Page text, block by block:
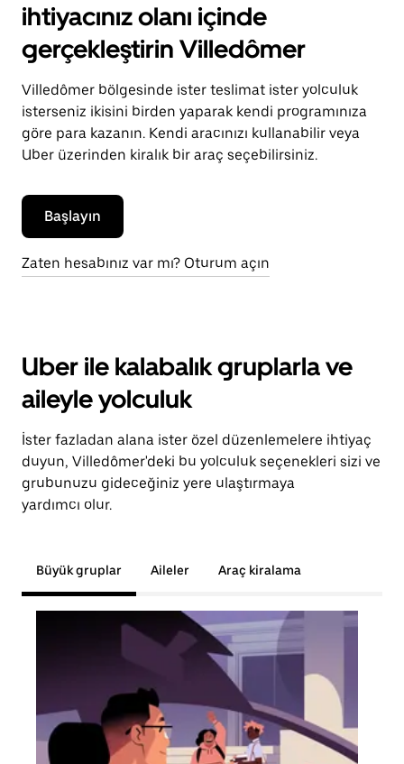
ihtiyacınız olanı içinde
gerçekleştirin Villedômer
Villedômer bölgesinde ister teslimat ister yolculuk
isterseniz ikisini birden yaparak kendi programınıza
göre para kazanın. Kendi aracınızı kullanabilir veya
Uber üzerinden kiralık bir araç seçebilirsiniz.
Başlayın
Zaten hesabınız var mı? Oturum açın
Uber ile kalabalık gruplarla ve
aileyle yolculuk
İster fazladan alana ister özel düzenlemelere ihtiyaç
duyun, Villedômer'deki bu yolculuk seçenekleri sizi ve
grubunuzu gideceğiniz yere ulaştırmaya
yardımcı olur.
Büyük gruplar Aileler Araç kiralama